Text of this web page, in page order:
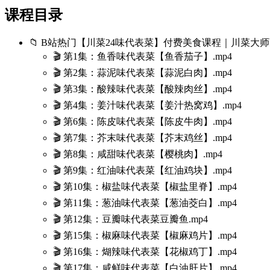
课程目录
📁 B站热门【川菜24味代表菜】付费美食课程｜川菜大
🎬 第1集：鱼香味代表菜【鱼香茄子】.mp4
🎬 第2集：蒜泥味代表菜【蒜泥白肉】.mp4
🎬 第3集：酸辣味代表菜【酸辣肉丝】.mp4
🎬 第4集：姜汁味代表菜【姜汁热窝鸡】.mp4
🎬 第6集：陈皮味代表菜【陈皮牛肉】.mp4
🎬 第7集：芥末味代表菜【芥末鸡丝】.mp4
🎬 第8集：咸甜味代表菜【樱桃肉】.mp4
🎬 第9集：红油味代表菜【红油鸡块】.mp4
🎬 第10集：椒盐味代表菜【椒盐里脊】.mp4
🎬 第11集：葱油味代表菜【葱油茭白】.mp4
🎬 第12集：豆瓣味代表菜豆瓣鱼.mp4
🎬 第15集：椒麻味代表菜【椒麻鸡片】.mp4
🎬 第16集：煳辣味代表菜【花椒鸡丁】.mp4
🎬 第17集：咸鲜味代表菜【白油肝片】.mp4